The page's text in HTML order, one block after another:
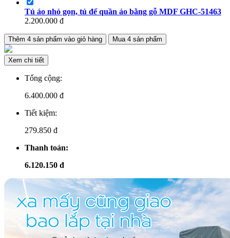
Tủ áo nhỏ gọn, tủ để quần áo bằng gỗ MDF GHC-51463
2.200.000 đ
Thêm 4 sản phẩm vào giỏ hàng Mua 4 sản phẩm
Xem chi tiết
Tổng cộng:
6.400.000 đ
Tiết kiệm:
279.850 đ
Thanh toán:
6.120.150 đ